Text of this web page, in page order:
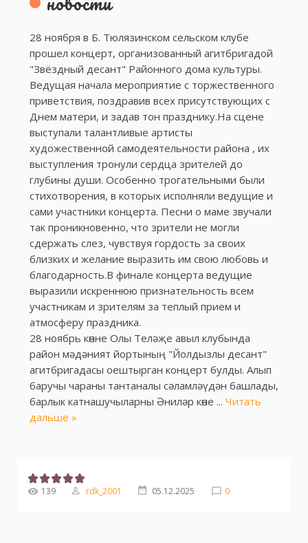
28 ноября в Б. Тюлязинском сельском клубе
прошел концерт, организованный агитбригадой
"Звёздный десант" Районного дома культуры.
Ведущая начала мероприятие с торжественного
приветствия, поздравив всех присутствующих с
Днем матери, и задав тон празднику.На сцене
выступали талантливые артисты
художественной самодеятельности района , их
выступления тронули сердца зрителей до
глубины души. Особенно трогательными были
стихотворения, в которых исполняли ведущие и
сами участники концерта. Песни о маме звучали
так проникновенно, что зрители не могли
сдержать слез, чувствуя гордость за своих
близких и желание выразить им свою любовь и
благодарность.В финале концерта ведущие
выразили искреннюю признательность всем
участникам и зрителям за теплый прием и
атмосферу праздника.
28 ноябрь көнне Олы Теләҗе авыл клубында
район мәдәният йортының "Йолдызлы десант"
агитбригадасы оештырган концерт булды. Алып
баручы чараны тантаналы сәламләүдән башлады,
барлык катнашучыларны Әниләр көне ... Читать
дальше »
139 rdk_2001 05.12.2025 0